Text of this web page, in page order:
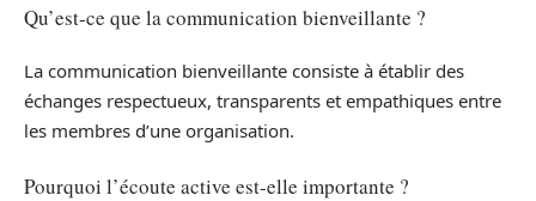
Qu’est-ce que la communication bienveillante ?
La communication bienveillante consiste à établir des
échanges respectueux, transparents et empathiques entre
les membres d’une organisation.
Pourquoi l’écoute active est-elle importante ?